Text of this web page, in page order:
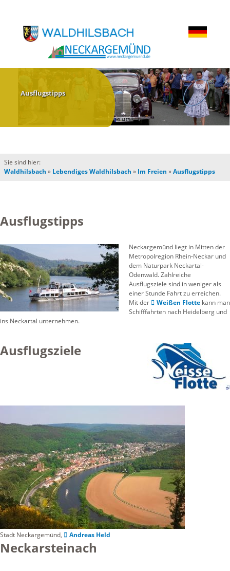
Ausflugstipps
Sie sind hier:
Waldhilsbach » Lebendiges Waldhilsbach » Im Freien »Ausflugstipps
Ausflugstipps
Neckargemünd liegt in Mitten der
Metropolregion Rhein-Neckar und
dem Naturpark Neckartal-
Odenwald. Zahlreiche
Ausflugsziele sind in weniger als
einer Stunde Fahrt zu erreichen.
Mit der
Weißen Flottekann man
Schifffahrten nach Heidelberg und
ins Neckartal unternehmen.
Ausflugsziele
Stadt Neckargemünd, Andreas Held
Neckarsteinach